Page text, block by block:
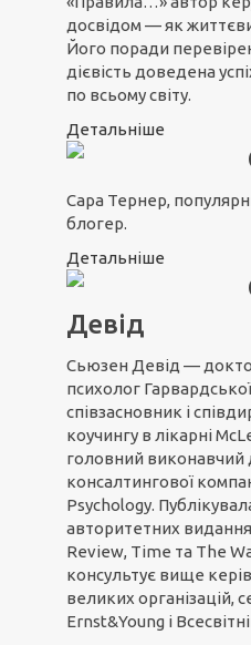
досвідом — як
Його поради
дієвість доведена
по всьому світу.
Детальніше
Сара Тернер,
блогер.
Детальніше
Девід
Сьюзен Девід —
психолог
співзасновник і
коучингу в лікарні
головний виконавчий
консалтингової
Psychology.
авторитетних
Review, Time та The
консультує вище
великих організацій,
Ernst&Young і